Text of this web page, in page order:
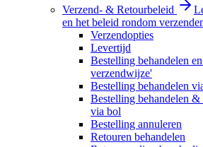
Verzend- & Retourbeleid
en het beleid rondom
Verzendopties
Levertijd
Bestelling behandelen
verzendwijze'
Bestelling behandelen
Bestelling behandelen
via bol
Bestelling annuleren
Retouren behandelen